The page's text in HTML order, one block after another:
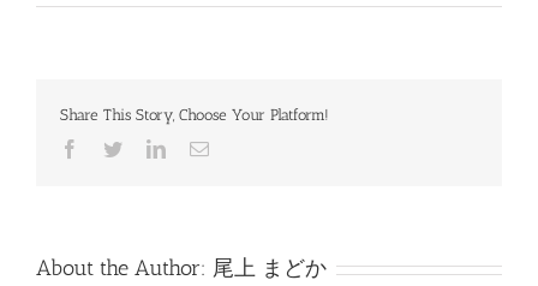
Share This Story, Choose Your Platform!
Facebook
TwitterLinkedIn
電
About the Author: 尾上 まどか